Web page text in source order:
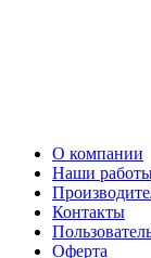
О компании
Наши
Контакты
Оферта